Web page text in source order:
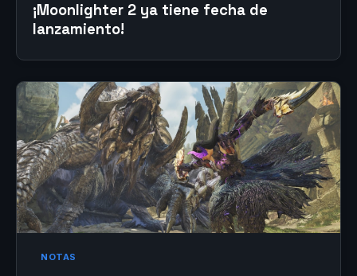
¡Moonlighter 2 ya tiene fecha de
lanzamiento!
NOTAS